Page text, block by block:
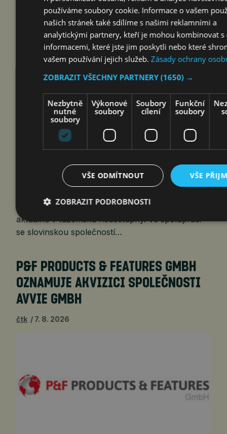
sekundy předtím, než se dá do pohybu, kdy je vše
napjaté a ještě se nic nestalo. Každá linie,…
SPOLEČNOST PHOENIX PŘIVEZLA DO
ČR CHYBĚJÍCÍ LÉK PROTI RAKOVINĚ
Praha 7. srpna 2026 (PROTEXT) – Společnost
přistoupila na základě požadavku Ministerstva
zdravotnictví ČR a SÚKL s maximální prioritou
s obsahem účinné látky tamoxifen, který je
aktuálně v tuzemsku nedostupný. Ve spolupráci
se slovinskou společností…
P&F PRODUCTS & FEATURES GMBH
OZNAMUJE AKVIZICI SPOLEČNOSTI
AVVIE GMBH
čtk 7. 8. 2026
používáme soubory cookie. Informace o vašem
našich stránek také sdílíme s našimi reklamními a
analytickými partnery, kteří je mohou kombinovat s
informacemi, které jste jim poskytli nebo které
vašem používání jejich služeb.Zásady ochrany
ZOBRAZIT VŠECHNY PARTNERY(1650) →
Nezbytně
nutné
soubory
Výkonové
soubory
Soubory
cílení
Funkční
soubory
VŠE
VŠE ODMÍTNOUT
ZOBRAZIT PODROBNOSTI